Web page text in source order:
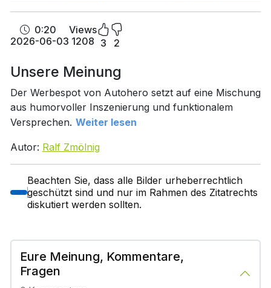
0:20
2026-06-03
Views
1208 3 2
Unsere Meinung
Der Werbespot von Autohero setzt auf eine Mischung
aus humorvoller Inszenierung und funktionalem
Versprechen. Weiter lesen
Autor: Ralf Zmölnig
Beachten Sie, dass alle Bilder urheberrechtlich
geschützt sind und nur im Rahmen des Zitatrechts
diskutiert werden sollten.
Eure Meinung, Kommentare,
Fragen